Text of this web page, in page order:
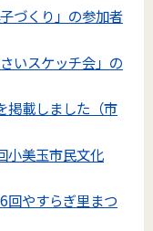
づくり」の参加者
いスケッチ会」の
掲載しました（市
小美玉市民文化
回やすらぎ里まつ